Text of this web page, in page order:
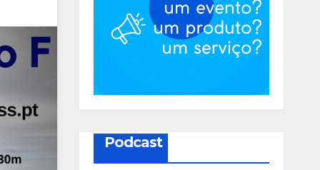
Podcast